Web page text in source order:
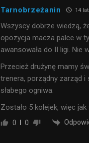
Tarnobrzeżanin 14
Wszyscy dobrze wiedzą,
opozycja macza palce w
awansowała do II ligi. Nie
Przecież drużynę mamy
trenera, porządny zarząd
słabego ogniwa.
Zostało 5 kolejek, więc
0 0